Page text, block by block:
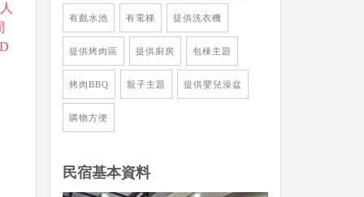
有戲水池 有電梯 提供洗衣機
提供烤肉區 提供廚房 包棟主題
烤肉BBQ 親子主題 提供嬰兒澡盆
購物方便
民宿基本資料